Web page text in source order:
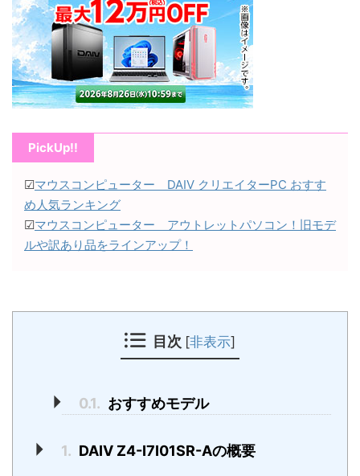
PickUp!!
☑マウスコンピューター DAIV クリエイターPC おすす
め人気ランキング
☑マウスコンピューター アウトレットパソコン！旧モデ
ルや訳あり品をラインアップ！
目次 [非表示]
0.1. おすすめモデル
1. DAIV Z4-I7I01SR-Aの概要